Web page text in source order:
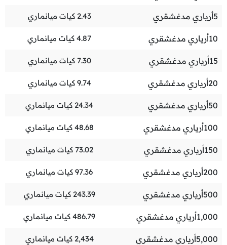
5أرياري مدغشقري 2.43 كيات ميانماري
10أرياري مدغشقري 4.87 كيات ميانماري
15أرياري مدغشقري 7.30 كيات ميانماري
20أرياري مدغشقري 9.74 كيات ميانماري
50أرياري مدغشقري 24.34 كيات ميانماري
100أرياري مدغشقري 48.68 كيات ميانماري
150أرياري مدغشقري 73.02 كيات ميانماري
200أرياري مدغشقري 97.36 كيات ميانماري
500أرياري مدغشقري 243.39 كيات ميانماري
1,000أرياري مدغشقري 486.79 كيات ميانماري
5,000أرياري مدغشقري 2,434 كيات ميانماري